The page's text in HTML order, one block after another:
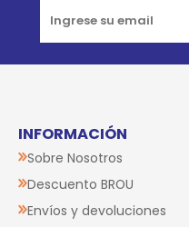
INFORMACIÓN
Sobre Nosotros
Descuento BROU
Envíos y devoluciones